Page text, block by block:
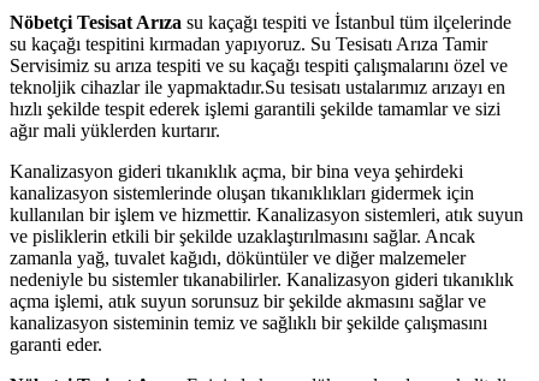
Nöbetçi Tesisat Arıza su kaçağı tespiti ve İstanbul tüm ilçelerinde
su kaçağı tespitini kırmadan yapıyoruz. Su Tesisatı Arıza Tamir
Servisimiz su arıza tespiti ve su kaçağı tespiti çalışmalarını özel ve
teknoljik cihazlar ile yapmaktadır.Su tesisatı ustalarımız arızayı en
hızlı şekilde tespit ederek işlemi garantili şekilde tamamlar ve sizi
ağır mali yüklerden kurtarır.
Kanalizasyon gideri tıkanıklık açma, bir bina veya şehirdeki
kanalizasyon sistemlerinde oluşan tıkanıklıkları gidermek için
kullanılan bir işlem ve hizmettir. Kanalizasyon sistemleri, atık suyun
ve pisliklerin etkili bir şekilde uzaklaştırılmasını sağlar. Ancak
zamanla yağ, tuvalet kağıdı, döküntüler ve diğer malzemeler
nedeniyle bu sistemler tıkanabilirler. Kanalizasyon gideri tıkanıklık
açma işlemi, atık suyun sorunsuz bir şekilde akmasını sağlar ve
kanalizasyon sisteminin temiz ve sağlıklı bir şekilde çalışmasını
garanti eder.